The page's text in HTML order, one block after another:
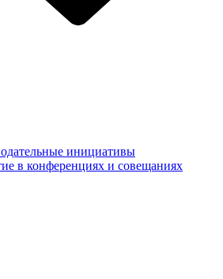
инициативы
в конференциях и совещаниях